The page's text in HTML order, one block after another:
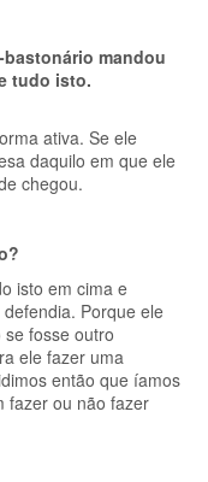
bastonário mandou
tudo isto.
ativa. Se ele
daquilo em que ele
chegou.
isto em cima e
Porque ele
fosse outro
ele fazer uma
então que íamos
fazer ou não fazer